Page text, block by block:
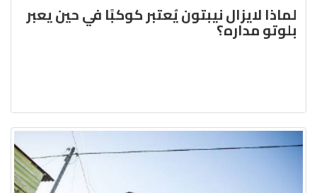
لماذا لايزال نيبتون يُعتبر كوكبًا في حين يعبر
بلوتو مداره؟